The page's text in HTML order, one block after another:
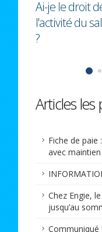
Articles les
Fiche de paie
avec
Chez Engie,
jusqu’au
Communiqué